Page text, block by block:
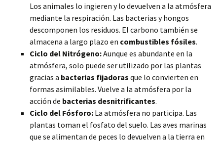
Los animales lo ingieren y lo devuelven a la atmósfera
mediante la respiración. Las bacterias y hongos
descomponen los residuos. El carbono también se
almacena a largo plazo en combustibles fósiles.
Ciclo del Nitrógeno:Aunque es abundante en la
atmósfera, solo puede ser utilizado por las plantas
gracias a bacterias fijadoras que lo convierten en
formas asimilables. Vuelve a la atmósfera por la
acción de bacterias desnitrificantes.
Ciclo del Fósforo: La atmósfera no participa. Las
plantas toman el fosfato del suelo. Las aves marinas
que se alimentan de peces lo devuelven a la tierra en